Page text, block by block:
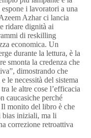
i lavoratori a una
Azhar ci lancia
ridare dignità ai
di reskilling
economica. Un
durante la lettura, è la
smonta la credenza che
dimostrando che
le necessità del sistema
le altre cose l’efficacia
caucasiche perché
Il monito del libro è che
bias iniziali, ma li
correzione retroattiva